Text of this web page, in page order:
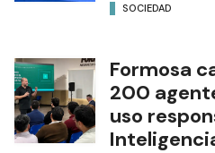
SOCIEDAD
Formosa
200
uso